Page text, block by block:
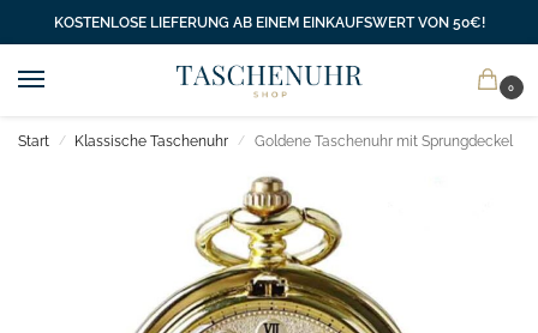
KOSTENLOSE LIEFERUNG AB EINEM EINKAUFSWERT VON 50€!
0
Start / Klassische Taschenuhr / Goldene Taschenuhr mit Sprungdeckel